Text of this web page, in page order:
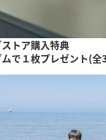
トア購入特典
で１枚プレゼント(全3